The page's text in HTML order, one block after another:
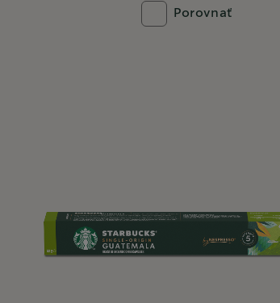
Porovnať